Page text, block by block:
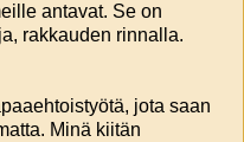
antavat. Se on
rakkauden rinnalla.
jota saan
Minä kiitän